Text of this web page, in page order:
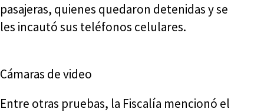
pasajeras, quienes quedaron detenidas y se
les incautó sus teléfonos celulares.
Cámaras de video
Entre otras pruebas, la Fiscalía mencionó el